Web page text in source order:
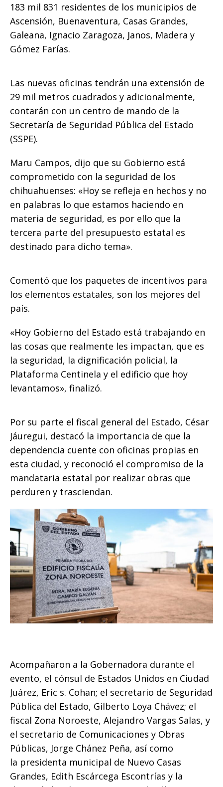
183 mil 831 residentes de los municipios de
Ascensión, Buenaventura, Casas Grandes,
Galeana, Ignacio Zaragoza, Janos, Madera y
Gómez Farías.
Las nuevas oficinas tendrán una extensión de
29 mil metros cuadrados y adicionalmente,
contarán con un centro de mando de la
Secretaría de Seguridad Pública del Estado
(SSPE).
Maru Campos, dijo que su Gobierno está
comprometido con la seguridad de los
chihuahuenses: «Hoy se refleja en hechos y no
en palabras lo que estamos haciendo en
materia de seguridad, es por ello que la
tercera parte del presupuesto estatal es
destinado para dicho tema».
Comentó que los paquetes de incentivos para
los elementos estatales, son los mejores del
país.
«Hoy Gobierno del Estado está trabajando en
las cosas que realmente les impactan, que es
la seguridad, la dignificación policial, la
Plataforma Centinela y el edificio que hoy
levantamos», finalizó.
Por su parte el fiscal general del Estado, César
Jáuregui, destacó la importancia de que la
dependencia cuente con oficinas propias en
esta ciudad, y reconoció el compromiso de la
mandataria estatal por realizar obras que
perduren y trasciendan.
Acompañaron a la Gobernadora durante el
evento, el cónsul de Estados Unidos en Ciudad
Juárez, Eric s. Cohan; el secretario de Seguridad
Pública del Estado, Gilberto Loya Chávez; el
fiscal Zona Noroeste, Alejandro Vargas Salas, y
el secretario de Comunicaciones y Obras
Públicas, Jorge Chánez Peña, así como
la presidenta municipal de Nuevo Casas
Grandes, Edith Escárcega Escontrías y la